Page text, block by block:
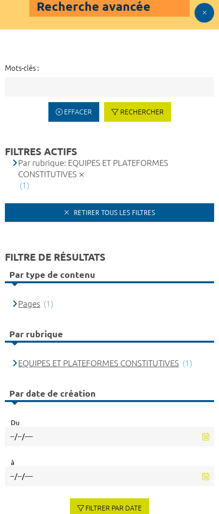
Recherche avancée
Mots-clés :
EFFACER RECHERCHER
FILTRES ACTIFS
Par rubrique: EQUIPES ET PLATEFORMES
CONSTITUTIVES
(1)
RETIRER TOUS LES FILTRES
FILTRE DE RÉSULTATS
Par type de contenu
Pages (1)
Par rubrique
EQUIPES ET PLATEFORMES CONSTITUTIVES (1)
Par date de création
Du
à
FILTRER PAR DATE